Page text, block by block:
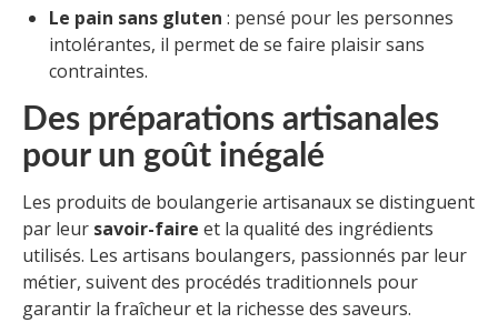
Le pain sans gluten : pensé pour les personnes
intolérantes, il permet de se faire plaisir sans
contraintes.
Des préparations artisanales
pour un goût inégalé
Les produits de boulangerie artisanaux se distinguent
par leur savoir-faire et la qualité des ingrédients
utilisés. Les artisans boulangers, passionnés par leur
métier, suivent des procédés traditionnels pour
garantir la fraîcheur et la richesse des saveurs.